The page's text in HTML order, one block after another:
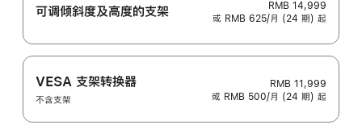
可调倾斜度及高‍度的支‍架
RMB 14,999
或 RMB 625/月 (24 期) 起
VESA 支架转换器
不含支架
RMB 11,999
或 RMB 500/月 (24 期) 起